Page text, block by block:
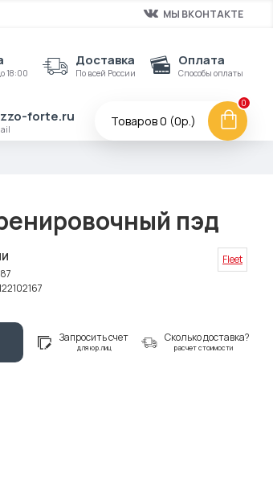
МЫ ВКОНТАКТЕ
18:00
Доставка
По всей России
Оплата
Способы оплаты
forte.ru Товаров 0 (0р.)
0
пэд
Fleet
Запросить счет
для юр.лиц
Сколько доставка?
расчет стоимости